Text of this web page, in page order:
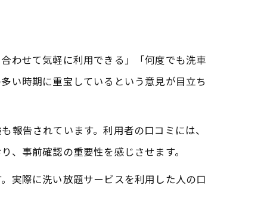
わせて気軽に利用できる」「何度でも洗車
い時期に重宝しているという意見が目立ち
告されています。利用者の口コミには、
事前確認の重要性を感じさせます。
実際に洗い放題サービスを利用した人の口